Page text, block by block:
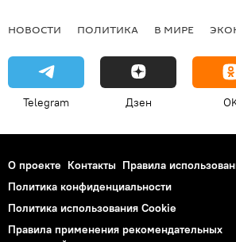
НОВОСТИ ПОЛИТИКА В МИРЕ
Telegram Дзен
О проекте Контакты Правила
Политика конфиденциальности
Политика использования Cookie
Правила применения рекомендательных